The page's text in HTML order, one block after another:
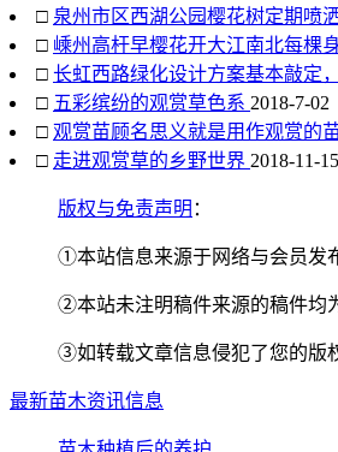
□ 泉州市区西湖公园樱花树定期喷
□ 嵊州高杆早樱花开大江南北每棵
□ 长虹西路绿化设计方案基本敲定
□ 五彩缤纷的观赏草色系 2018-7-02
□ 观赏苗顾名思义就是用作观赏的
□ 走进观赏草的乡野世界 2018-11-15
版权与免责声明 ：
①本站信息来源于网络与会员发
②本站未注明稿件来源的稿件均
③如转载文章信息侵犯了您的版
最新苗木资讯信息